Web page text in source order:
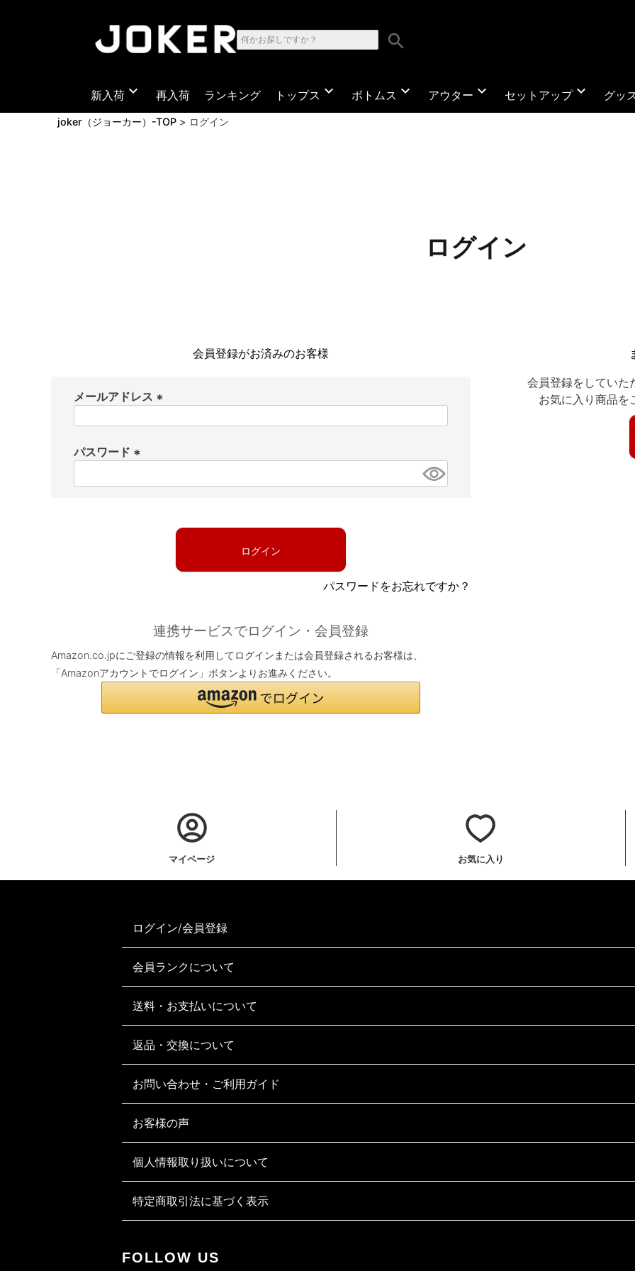
search
新入荷 expand_more 再入荷 ランキング トップス expand_more ボトムス expand_more アウター expand_more セットアップexpand_more グッ
joker（ジョーカー）-TOP ログイン
ログイン
会員登録がお済みのお客様
メールアドレス
パスワード
必
ログイン
パスワードをお忘れですか？
連携サービスでログイン・会員登録
Amazon.co.jpにご登録の情報を利用してログインまたは会員登録されるお客様は、
「Amazonアカウントでログイン」ボタンよりお進みください。
会員登録をしていた
お気に入り商品を
マイページ お気に入り
ログイン/会員登録
会員ランクについて
送料・お支払いについて
返品・交換について
お問い合わせ・ご利用ガイド
お客様の声
個人情報取り扱いについて
特定商取引法に基づく表示
FOLLOW US